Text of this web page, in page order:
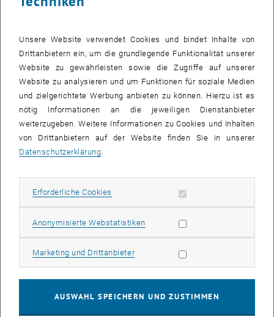
Manager hautnah, wie man den Überblick behält, wenn es brenzlig
wird.
Konkrete Lernerfahrungen aus dem Cockpit
Was bedeutet das für den Führungsalltag?
Communicate"-Regel wird erlebbar. Für Manager übersetzt: In
anpassen.
scheitert im Simulator. Teams lernen: Vertrauen in Expertise ist
Unsere Website verwendet Cookies und bindet Inhalte von
Drittanbietern ein, um die grundlegende Funktionalität unserer
Website zu gewährleisten sowie die Zugriffe auf unserer
Website zu analysieren und um Funktionen für soziale Medien
und zielgerichtete Werbung anbieten zu können. Hierzu ist es
nötig Informationen an die jeweiligen Dienstanbieter
weiterzugeben. Weitere Informationen zu Cookies und Inhalten
von Drittanbietern auf der Website finden Sie in unserer
Datenschutzerklärung
Erforderliche Cookies Erforderliche Cookies zulassen
Anonymisierte WebstatistikenStatistik Cookies zulassen
Marketing und DrittanbieterMarketing Cookies zulassen
AUSWAHL SPEICHERN UND ZUSTIMMEN